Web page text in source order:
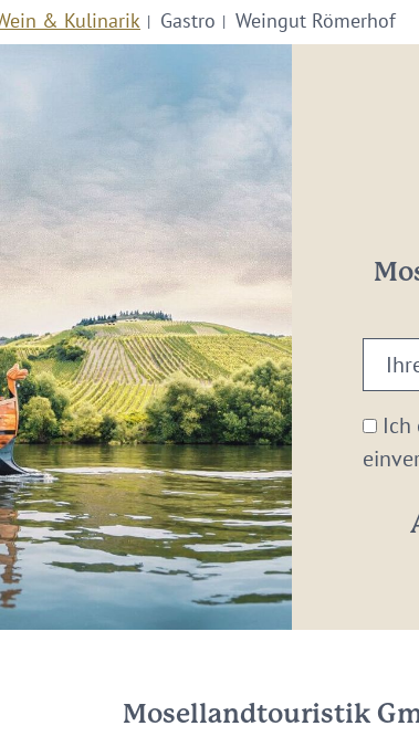
& Kulinarik Gastro Weingut Römerhof
Ihre
E-
Mail-
Ich
Mosellandtouristik